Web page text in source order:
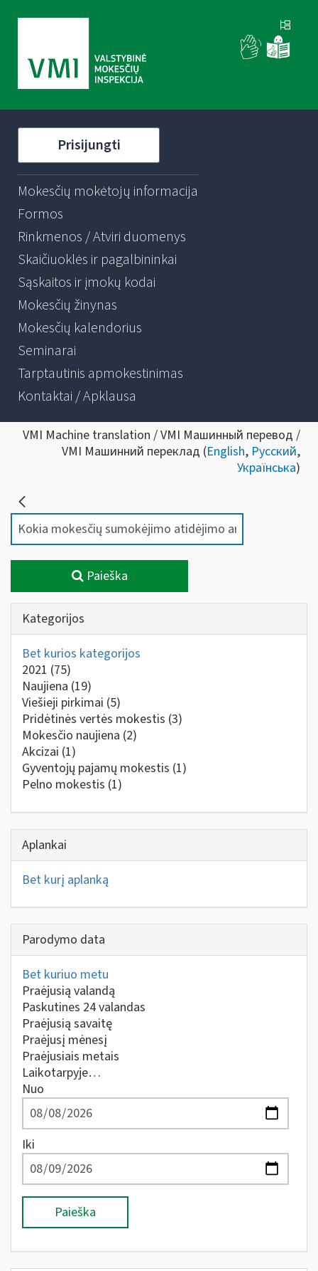
Prisijungti
Mokesčių mokėtojų informacija
Formos
Rinkmenos / Atviri duomenys
Skaičiuoklės ir pagalbininkai
Sąskaitos ir įmokų kodai
Mokesčių žinynas
Mokesčių kalendorius
Seminarai
Tarptautinis apmokestinimas
Kontaktai / Apklausa
VMI Machine translation / VMI Машинный перевод /
VMI Машинний переклад (English, Русский,
Українська)
Paieška
Kategorijos
Bet kurios kategorijos
2021 (75)
Naujiena (19)
Viešieji pirkimai (5)
Pridėtinės vertės mokestis (3)
Mokesčio naujiena (2)
Akcizai (1)
Gyventojų pajamų mokestis (1)
Pelno mokestis (1)
Aplankai
Bet kurį aplanką
Parodymo data
Bet kuriuo metu
Praėjusią valandą
Paskutines 24 valandas
Praėjusią savaitę
Praėjusį mėnesį
Praėjusiais metais
Laikotarpyje…
Nuo
Iki
Paieška